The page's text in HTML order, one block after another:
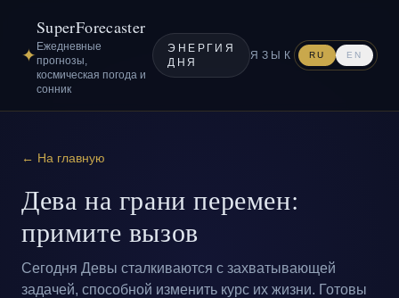
✦
SuperForecaster
Ежедневные
прогнозы,
космическая погода и
сонник
ЭНЕРГИЯ
ДНЯ
ЯЗЫК RU EN
← На главную
Дева на грани перемен:
примите вызов
Сегодня Девы сталкиваются с захватывающей
задачей, способной изменить курс их жизни. Готовы